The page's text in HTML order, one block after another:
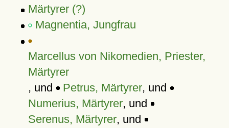
Märtyrer (?)
Magnentia, Jungfrau
Marcellus von Nikomedien, Priester,
Märtyrer
, und
Petrus, Märtyrer, und
Numerius, Märtyrer, und
Serenus, Märtyrer, und